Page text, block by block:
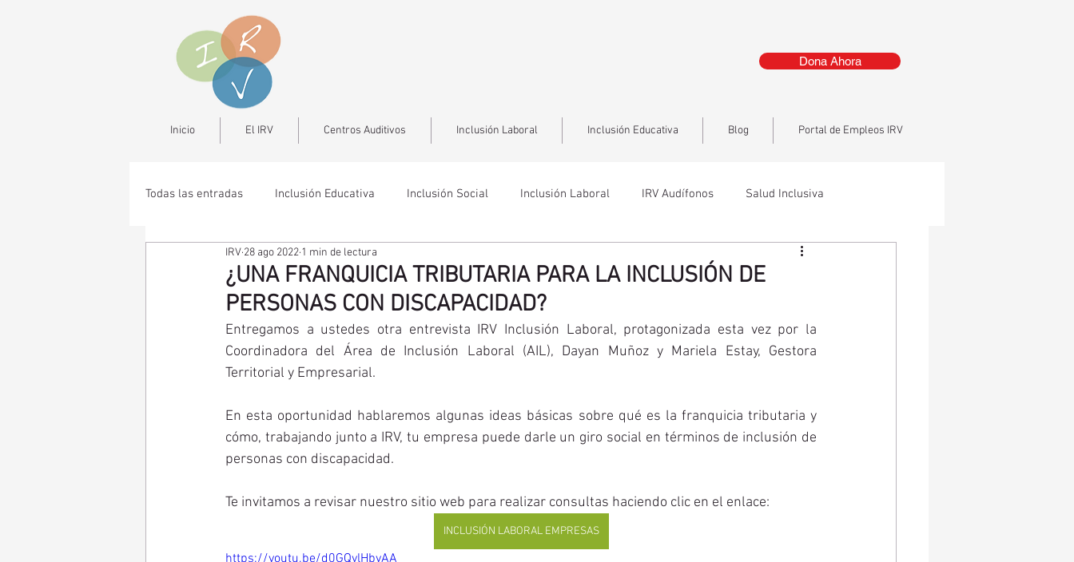
Dona Ahora
Inicio El IRV Centros Auditivos Inclusión Laboral Inclusión Educativa Blog Portal de Empleos IRV
Todas las entradas Inclusión Educativa Inclusión Social Inclusión Laboral IRV Audífonos Salud Inclusiva
¿UNA FRANQUICIA TRIBUTARIA PARA LA INCLUSIÓN DE
PERSONAS CON DISCAPACIDAD?
IRV 28 ago 2022 1 min de lectura
Entregamos a ustedes otra entrevista IRV Inclusión Laboral, protagonizada esta vez por la
Coordinadora del Área de Inclusión Laboral (AIL), Dayan Muñoz y Mariela Estay, Gestora
Territorial y Empresarial.
En esta oportunidad hablaremos algunas ideas básicas sobre qué es la franquicia tributaria y
cómo, trabajando junto a IRV, tu empresa puede darle un giro social en términos de inclusión de
personas con discapacidad.
Te invitamos a revisar nuestro sitio web para realizar consultas haciendo clic en el enlace:
INCLUSIÓN LABORAL EMPRESAS
https://youtu.be/d0GQylHbyAA